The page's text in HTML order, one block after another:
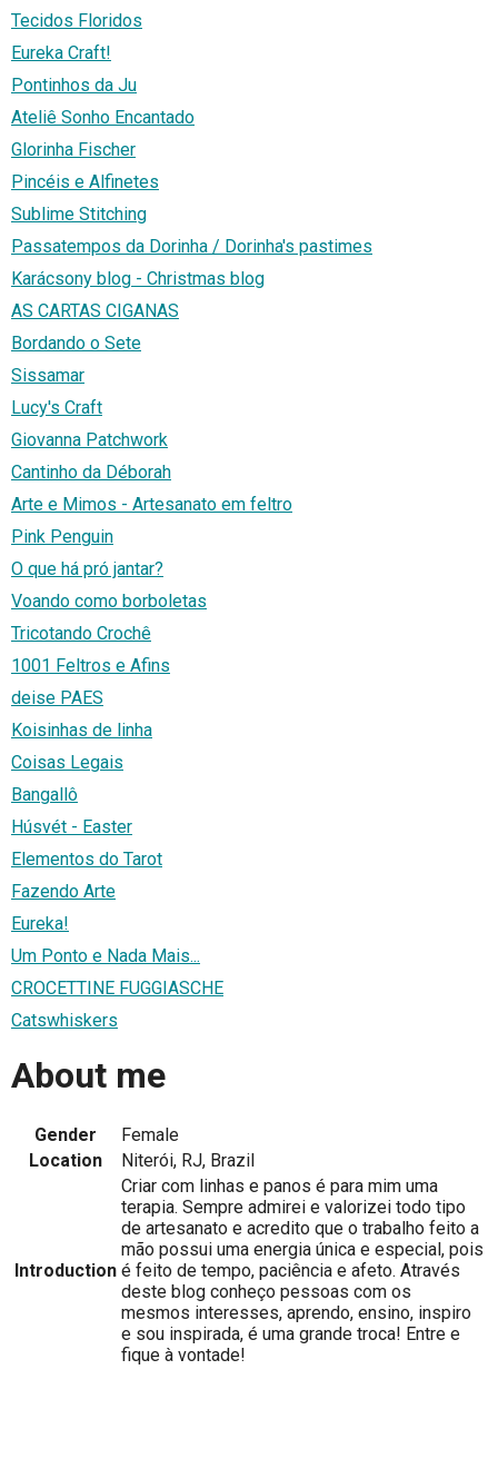
Tecidos Floridos
Eureka Craft!
Pontinhos da Ju
Ateliê Sonho Encantado
Glorinha Fischer
Pincéis e Alfinetes
Sublime Stitching
Passatempos da Dorinha / Dorinha's pastimes
Karácsony blog - Christmas blog
AS CARTAS CIGANAS
Bordando o Sete
Sissamar
Lucy's Craft
Giovanna Patchwork
Cantinho da Déborah
Arte e Mimos - Artesanato em feltro
Pink Penguin
O que há pró jantar?
Voando como borboletas
Tricotando Crochê
1001 Feltros e Afins
deise PAES
Koisinhas de linha
Coisas Legais
Bangallô
Húsvét - Easter
Elementos do Tarot
Fazendo Arte
Eureka!
Um Ponto e Nada Mais...
CROCETTINE FUGGIASCHE
Catswhiskers
About me
Gender
Female
Location
Niterói, RJ, Brazil
Introduction
Criar com linhas e panos é para mim uma
terapia. Sempre admirei e valorizei todo tipo
de artesanato e acredito que o trabalho feito a
mão possui uma energia única e especial, pois
é feito de tempo, paciência e afeto. Através
deste blog conheço pessoas com os
mesmos interesses, aprendo, ensino, inspiro
e sou inspirada, é uma grande troca! Entre e
fique à vontade!